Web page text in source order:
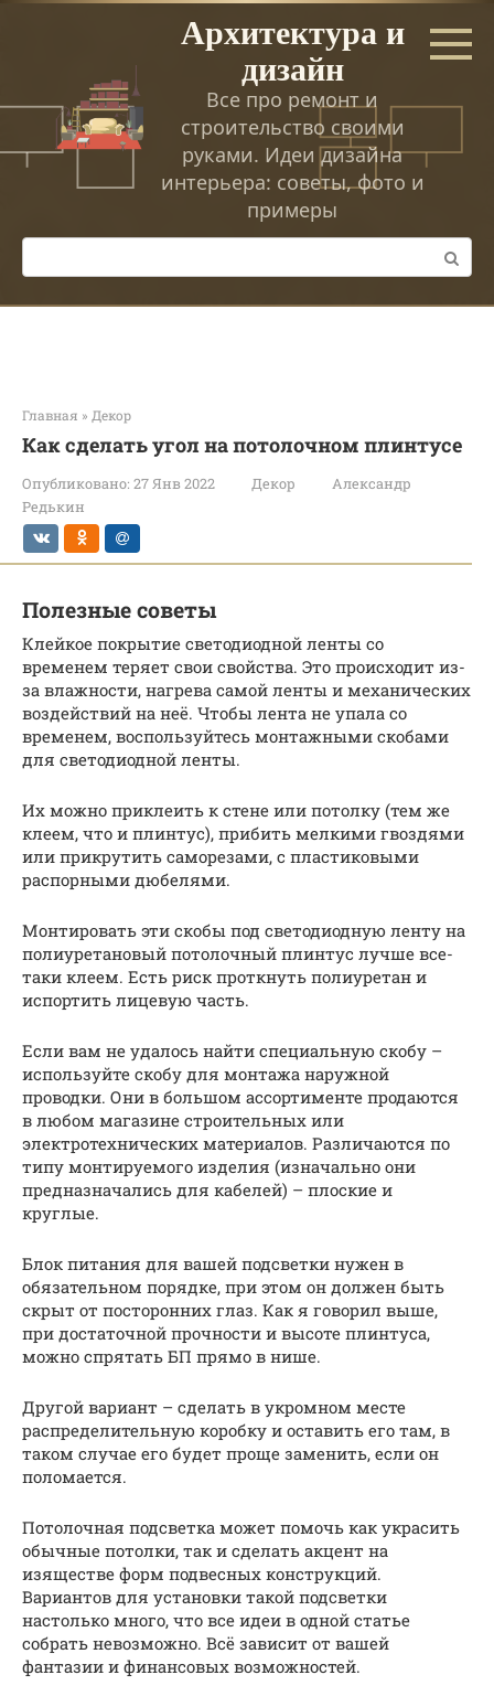
Перейти
Архитектура и
дизайн
Все про ремонт и
строительство своими
руками. Идеи дизайна
интерьера: советы, фото и
примеры
Поиск:
Главная » Декор
Как сделать угол на потолочном плинтусе
Опубликовано: 27 Янв 2022 Декор
Александр
Редькин
Полезные советы
Клейкое покрытие светодиодной ленты со
временем теряет свои свойства. Это происходит из-
за влажности, нагрева самой ленты и механических
воздействий на неё. Чтобы лента не упала со
временем, воспользуйтесь монтажными скобами
для светодиодной ленты.
Их можно приклеить к стене или потолку (тем же
клеем, что и плинтус), прибить мелкими гвоздями
или прикрутить саморезами, с пластиковыми
распорными дюбелями.
Монтировать эти скобы под светодиодную ленту на
полиуретановый потолочный плинтус лучше все-
таки клеем. Есть риск проткнуть полиуретан и
испортить лицевую часть.
Если вам не удалось найти специальную скобу –
используйте скобу для монтажа наружной
проводки. Они в большом ассортименте продаются
в любом магазине строительных или
электротехнических материалов. Различаются по
типу монтируемого изделия (изначально они
предназначались для кабелей) – плоские и
круглые.
Блок питания для вашей подсветки нужен в
обязательном порядке, при этом он должен быть
скрыт от посторонних глаз. Как я говорил выше,
при достаточной прочности и высоте плинтуса,
можно спрятать БП прямо в нише.
Другой вариант – сделать в укромном месте
распределительную коробку и оставить его там, в
таком случае его будет проще заменить, если он
поломается.
Потолочная подсветка может помочь как украсить
обычные потолки, так и сделать акцент на
изяществе форм подвесных конструкций.
Вариантов для установки такой подсветки
настолько много, что все идеи в одной статье
собрать невозможно. Всё зависит от вашей
фантазии и финансовых возможностей.